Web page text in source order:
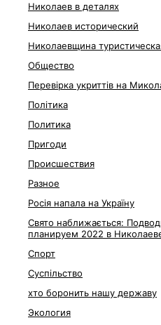
Николаев в деталях
Николаев исторический
Николаевщина
Общество
Перевірка укриттів на
Політика
Политика
Пригоди
Происшествия
Разное
Росія напала на Україну
Свято наближається:
планируем 2022 в
Спорт
Суспільство
хто боронить нашу державу
Экология